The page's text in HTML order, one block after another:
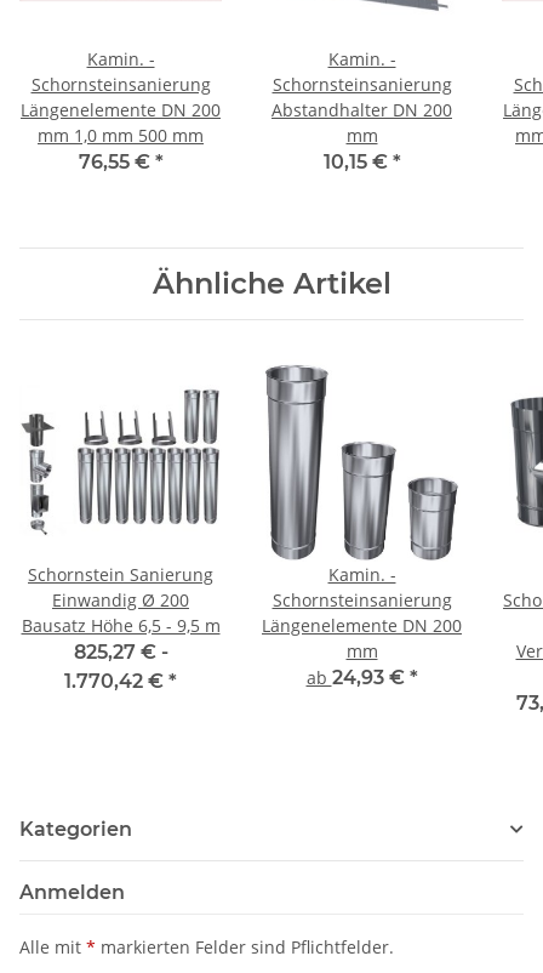
Kamin. -
Schornsteinsanierung
Längenelemente DN 200
mm 1,0 mm 500 mm
76,55 € *
Kamin. -
Schornsteinsanierung
Abstandhalter DN 200
mm
10,15 € *
Ähnliche Artikel
Schornstein Sanierung
Einwandig Ø 200
Bausatz Höhe 6,5 - 9,5 m
825,27 € -
1.770,42 € *
Kamin. -
Schornsteinsanierung
Längenelemente DN 200
mm
ab 24,93 € *
Kategorien
Anmelden
Alle mit * markierten Felder sind Pflichtfelder.